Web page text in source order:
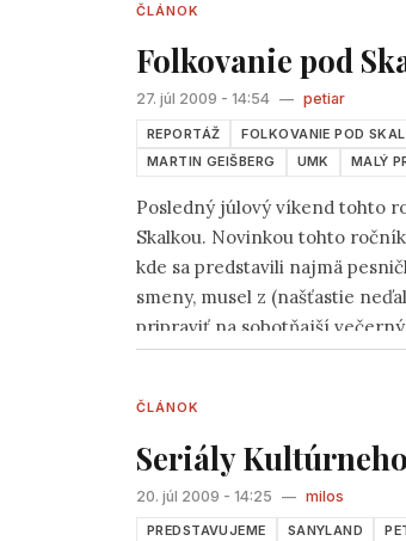
čajovni zišli a to sa už pomaly
ČLÁNOK
Folkovanie pod
27. júl 2009 - 14:54 — petiar
REPORTÁŽ FOLKOVANIE POD
MARTIN GEIŠBERG
UMK MALÝ
Posledný júlový víkend tohto
Skalkou. Novinkou tohto
kde sa predstavili najmä
smeny, musel z (našťastie
pripraviť na sobotňajší
program na hlavnej scéne
ČLÁNOK
Seriály
20. júl 2009 - 14:25 — milos
PREDSTAVUJEME SANYLAND